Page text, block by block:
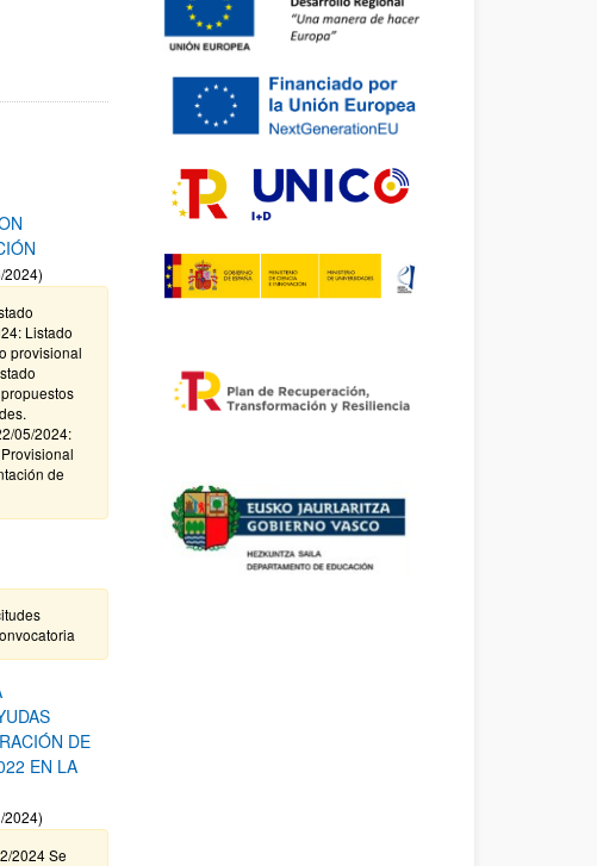
2024)
Listado
provisional
05/2024:
de
DE
EN LA
2024)
2024 Se